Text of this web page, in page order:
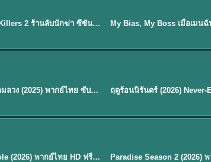
EP.16ดูซีรี่ย์ A Shop for Killers 2 ร้านลับนักฆ่า ซีซัน 2 (2026) ซับไทย-พากย์ไทย
Silent Tides คลื่นลมลวง (2025) พากย์ไทย ซับไทย EP.1-31 ★8.8
EP.9ดูซีรี่ย์ Detective Hole (2026) พากย์ไทย HD ฟรี อัปเดตล่าสุด Netflix